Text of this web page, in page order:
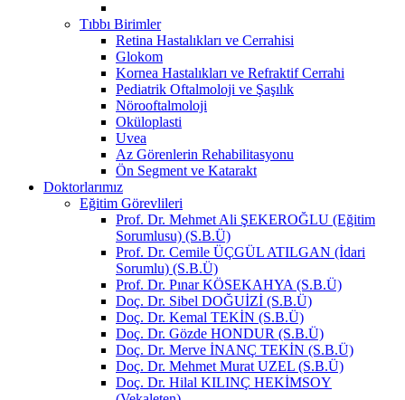
Tıbbı Birimler
Retina Hastalıkları ve Cerrahisi
Glokom
Kornea Hastalıkları ve Refraktif Cerrahi
Pediatrik Oftalmoloji ve Şaşılık
Nörooftalmoloji
Oküloplasti
Uvea
Az Görenlerin Rehabilitasyonu
Ön Segment ve Katarakt
Doktorlarımız
Eğitim Görevlileri
Prof. Dr. Mehmet Ali ŞEKEROĞLU (Eğitim
Sorumlusu) (S.B.Ü)
Prof. Dr. Cemile ÜÇGÜL ATILGAN (İdari
Sorumlu) (S.B.Ü)
Prof. Dr. Pınar KÖSEKAHYA (S.B.Ü)
Doç. Dr. Sibel DOĞUİZİ (S.B.Ü)
Doç. Dr. Kemal TEKİN (S.B.Ü)
Doç. Dr. Gözde HONDUR (S.B.Ü)
Doç. Dr. Merve İNANÇ TEKİN (S.B.Ü)
Doç. Dr. Mehmet Murat UZEL (S.B.Ü)
Doç. Dr. Hilal KILINÇ HEKİMSOY